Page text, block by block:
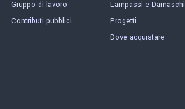
Gruppo di lavoro
Contributi pubblici
Lampassi e Damaschi
Progetti
Dove acquistare